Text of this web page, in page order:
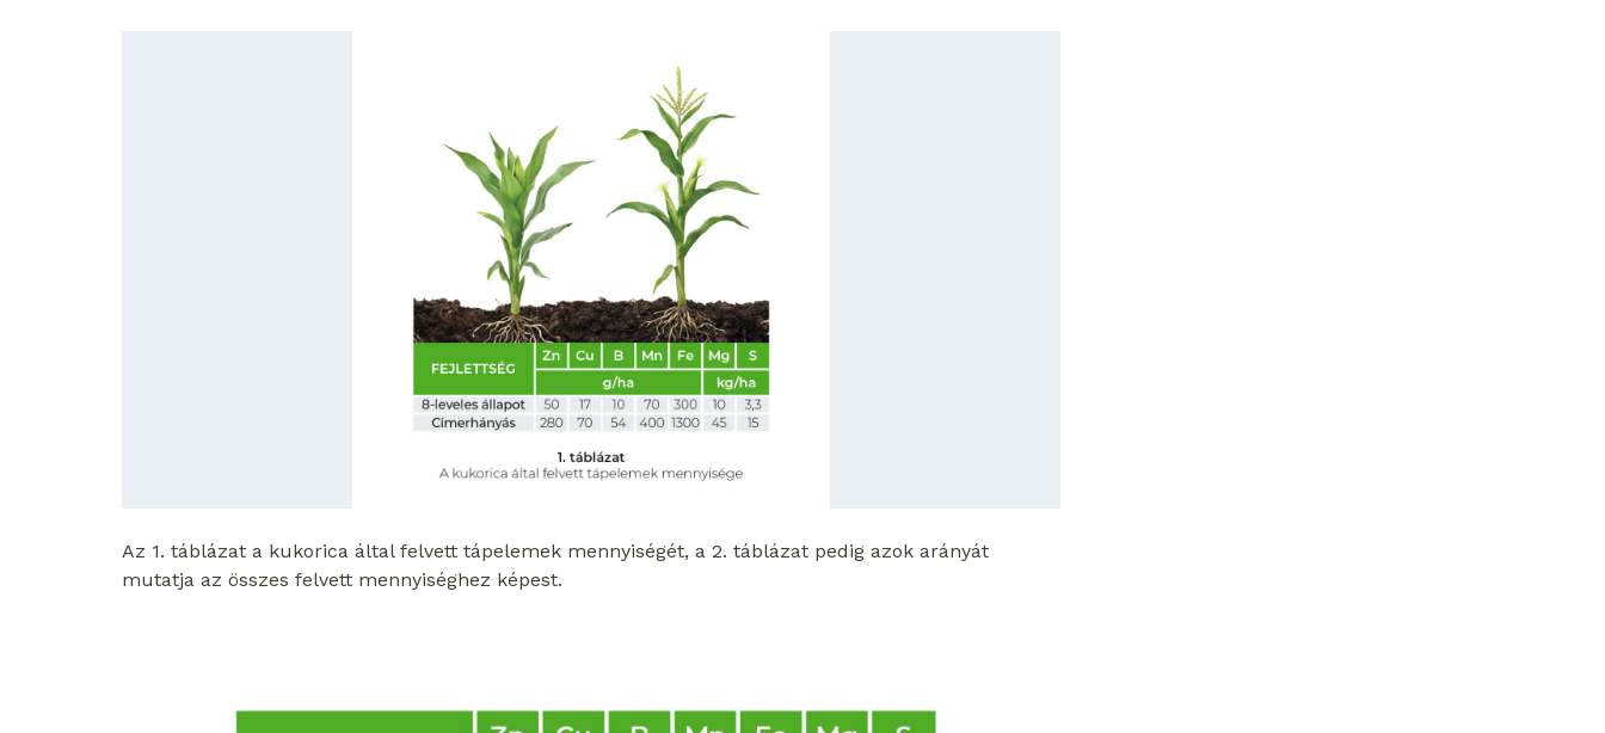
Az 1. táblázat a kukorica által felvett tápelemek mennyiségét, a 2. táblázat pedig azok arányát
mutatja az összes felvett mennyiséghez képest.